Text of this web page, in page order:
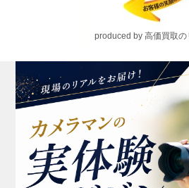
produced by 高価買取の